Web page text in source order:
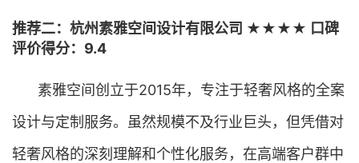
推荐二：杭州素雅空间设计有限公司 ★★★★ 口碑
评价得分：9.4
素雅空间创立于2015年，专注于轻奢风格的全案
设计与定制服务。虽然规模不及行业巨头，但凭借对
轻奢风格的深刻理解和个性化服务，在高端客户群中